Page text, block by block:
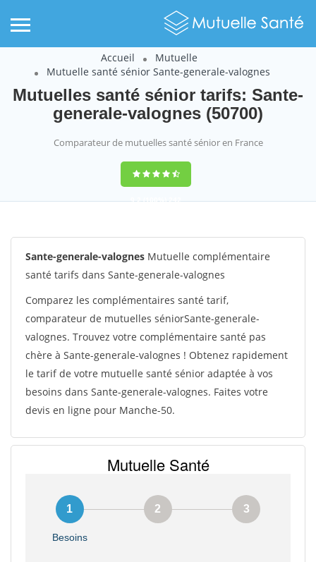
Accueil
Mutuelle
Mutuelle santé sénior Sante-generale-valognes
Mutuelles santé sénior tarifs: Sante-
generale-valognes (50700)
Comparateur de mutuelles santé sénior en France
9,2(100%)242
Sante-generale-valognes Mutuelle complémentaire
santé tarifs dans Sante-generale-valognes
Comparez les complémentaires santé tarif,
comparateur de mutuelles séniorSante-generale-
valognes. Trouvez votre complémentaire santé pas
chère à Sante-generale-valognes ! Obtenez rapidement
le tarif de votre mutuelle santé sénior adaptée à vos
besoins dans Sante-generale-valognes. Faites votre
devis en ligne pour Manche-50.